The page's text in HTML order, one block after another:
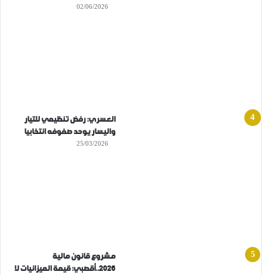
02/06/2026
العسري: رفض تنظيمي للتيار
واليسار يوحد صفوفه انتخابيا
25/03/2026
مشروع قانون مالية
2026..أقصبي: قيمة الميزانيات لا